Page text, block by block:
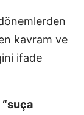
kavram ve
ifade
“suça